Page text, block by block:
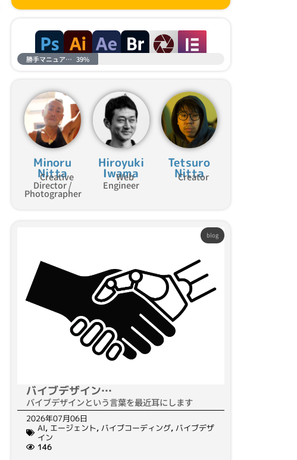
勝手マニュアル進捗 39%
Minoru
Nitta
Creative
Director /
Photographer
Hiroyuki
Iwama
Web
Engineer
Tetsuro
Nitta
Creator
blog
バイブデザイン…
バイブデザインという言葉を最近耳にします
2026年07月06日
AI, エージェント,バイブコーディング,バイブデザ
イン
146